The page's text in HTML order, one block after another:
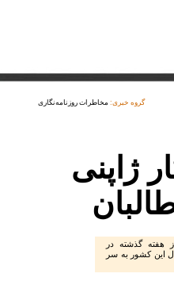
گروه خبری: مخاطرات روزنامه‌نگاری
ژاپنی
هفته گذشته در
این کشور به سر